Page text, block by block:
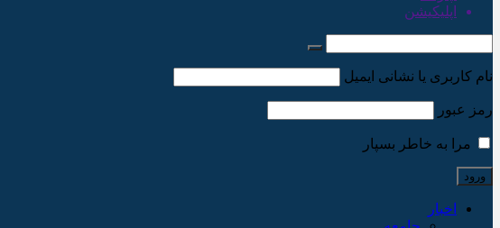
اپلیکیشن
نام کاربری یا نشانی ایمیل
رمز عبور
مرا به خاطر بسپار
اخبار